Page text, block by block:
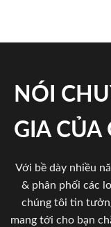
NÓI
GIA CỦA
Với bề dày nhiều
& phân phối các
chúng tôi tin
mang tới cho bạn